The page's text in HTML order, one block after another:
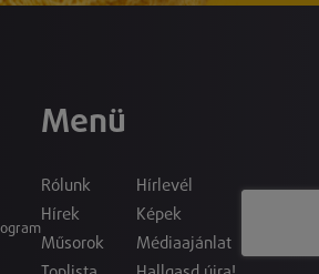
Menü
Rólunk
Hírek
Műsorok
Hírlevél
Képek
Médiaajánlat